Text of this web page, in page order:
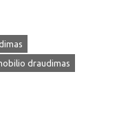
draudimas